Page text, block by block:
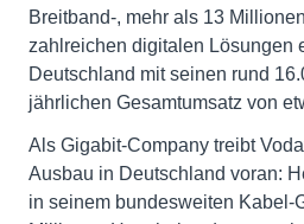
Breitband-, mehr als 13
zahlreichen digitalen Lösungen
Deutschland mit seinen rund
jährlichen Gesamtumsatz von
Als Gigabit-Company treibt
Ausbau in Deutschland voran:
in seinem bundesweiten Kabel-